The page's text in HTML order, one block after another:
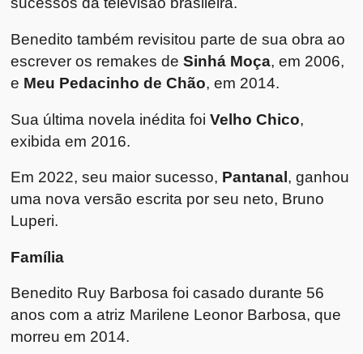
Benedito também revisitou parte de sua obra ao
escrever os remakes deSinhá Moça, em 2006,
e Meu Pedacinho de Chão, em 2014.
Sua última novela inédita foiVelho Chico,
exibida em 2016.
Em 2022, seu maior sucesso, Pantanal, ganhou
uma nova versão escrita por seu neto, Bruno
Luperi.
Família
Benedito Ruy Barbosa foi casado durante 56
anos com a atriz Marilene Leonor Barbosa, que
morreu em 2014.